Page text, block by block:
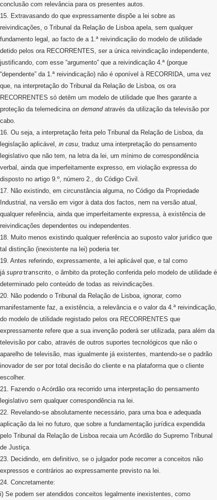
conclusão com relevância para os presentes autos.
15. Extravasando do que expressamente dispõe a lei sobre as
reivindicações, o Tribunal da Relação de Lisboa apela, sem qualquer
fundamento legal, ao facto de a 1.ª reivindicação do modelo de utilidade
detido pelos ora RECORRENTES, ser a única reivindicação independente,
justificando, com esse “argumento” que a reivindicação 4.ª (porque
“dependente” da 1.ª reivindicação) não é oponível à RECORRIDA, uma vez
que, na interpretação do Tribunal da Relação de Lisboa, os ora
RECORRENTES só detêm um modelo de utilidade que lhes garante a
proteção da telemedicina on demandatravés da utilização da televisão por
cabo.
16. Ou seja, a interpretação feita pelo Tribunal da Relação de Lisboa, da
legislação aplicável, in casu, traduz uma interpretação do pensamento
legislativo que não tem, na letra da lei, um mínimo de correspondência
verbal, ainda que imperfeitamente expresso, em violação expressa do
disposto no artigo 9.º, número 2., do Código Civil.
17. Não existindo, em circunstância alguma, no Código da Propriedade
Industrial, na versão em vigor à data dos factos, nem na versão atual,
qualquer referência, ainda que imperfeitamente expressa, à existência de
reivindicações dependentes ou independentes.
18. Muito menos existindo qualquer referência ao suposto valor jurídico que
tal distinção (inexistente na lei) poderia ter.
19. Antes referindo, expressamente, a lei aplicável que, e tal como
já supratranscrito, o âmbito da proteção conferida pelo modelo de utilidade é
determinado pelo conteúdo de todas as reivindicações.
20. Não podendo o Tribunal da Relação de Lisboa, ignorar, como
manifestamente faz, a existência, a relevância e o valor da 4.ª reivindicação,
do modelo de utilidade registado pelos ora RECORRENTES que
expressamente refere que a sua invenção poderá ser utilizada, para além da
televisão por cabo, através de outros suportes tecnológicos que não o
aparelho de televisão, mas igualmente já existentes, mantendo-se o padrão
inovador de ser por total decisão do cliente e na plataforma que o cliente
escolher.
21. Fazendo o Acórdão ora recorrido uma interpretação do pensamento
legislativo sem qualquer correspondência na lei.
22. Revelando-se absolutamente necessário, para uma boa e adequada
aplicação da lei no futuro, que sobre a fundamentação jurídica expendida
pelo Tribunal da Relação de Lisboa recaia um Acórdão do Supremo Tribunal
de Justiça.
23. Decidindo, em definitivo, se o julgador pode recorrer a conceitos não
expressos e contrários ao expressamente previsto na lei.
24. Concretamente:
i) Se podem ser atendidos conceitos legalmente inexistentes, como